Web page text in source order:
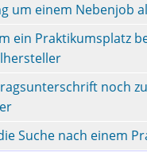
um einem Nebenjob
ein Praktikumsplatz
noch
Suche nach einem